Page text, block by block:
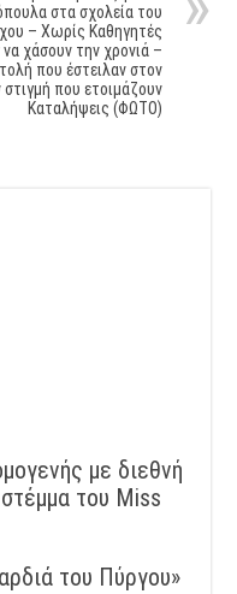
στα σχολεία του
– Χωρίς Καθηγητές
να χάσουν την χρονιά –
που έστειλαν στον
στιγμή που ετοιμάζουν
Καταλήψεις (ΦΩΤΟ)
με διεθνή
του Miss
του Πύργου»